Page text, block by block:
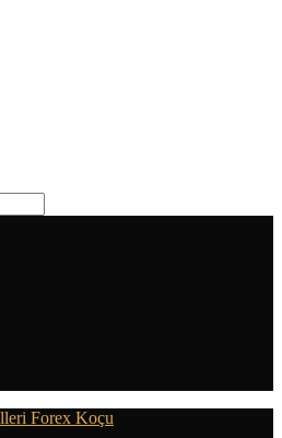
Forex Koçu